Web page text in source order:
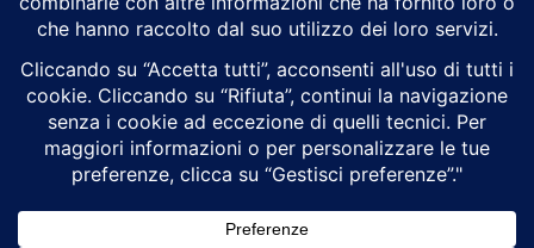
SEGUICI
Alground - Testata di Art Consulting - P.iva 02701880995 - Genova -